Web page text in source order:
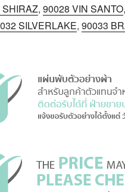
, 90028 VIN SANTO,
SILVERLAKE, 90033